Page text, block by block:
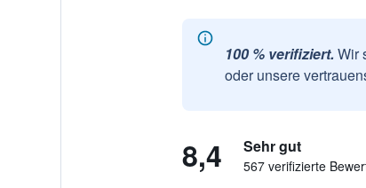
100 % verifiziert. Wir
oder unsere
8,4 Sehr gut
567 verifizierte